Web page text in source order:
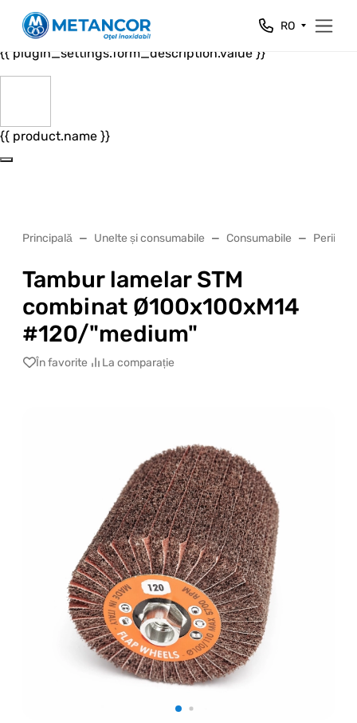
Close
{{ plugin_settings.form_header.value }}
{{ plugin_settings.form_description.value }}
{{ product.name }}
RO
Principală Unelte și consumabile Consumabile Perii
Tambur lamelar STM
combinat Ø100x100xM14
#120/"medium"
În favorite La comparație